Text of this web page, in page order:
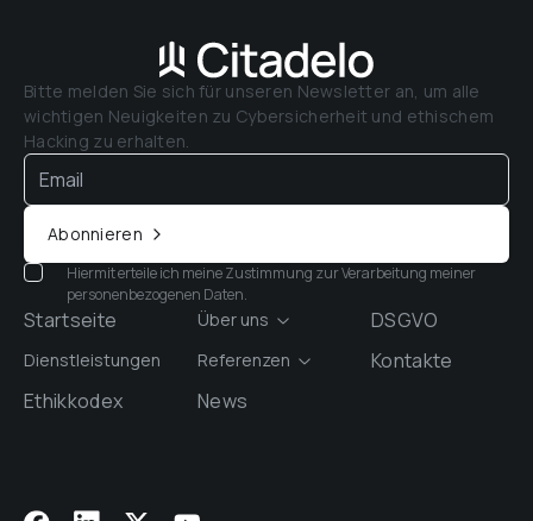
Bitte melden Sie sich für unseren Newsletter an, um alle
wichtigen Neuigkeiten zu Cybersicherheit und ethischem
Hacking zu erhalten.
Abonnieren
Hiermit erteile ich meine Zustimmung zur Verarbeitung meiner
personenbezogenen Daten.
Startseite Über uns DSGVO
Dienstleistungen Referenzen
Kontakte
Ethikkodex
News